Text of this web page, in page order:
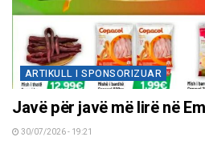
ARTIKULL I SPONSORIZUAR
Javë për javë më lirë në
30/07/2026 - 19:21